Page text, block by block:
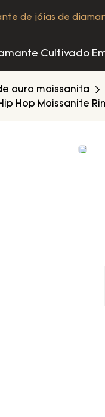
de jóias de
Cultivado
ouro moissanita
Hop Moissanite